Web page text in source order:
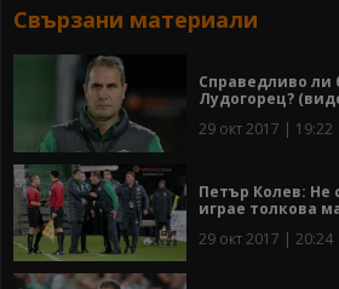
Свързани материали
Справедливо ли
Лудогорец?
29 окт 2017 | 19:22
Петър Колев: Не
играе толкова
29 окт 2017 | 20:24